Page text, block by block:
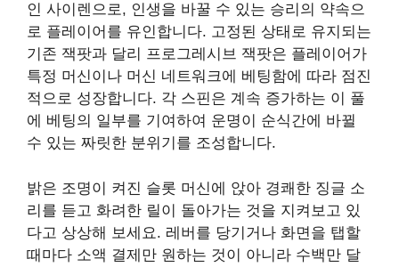
인 사이렌으로, 인생을 바꿀 수 있는 승리의 약속으
로 플레이어를 유인합니다. 고정된 상태로 유지되는
기존 잭팟과 달리 프로그레시브 잭팟은 플레이어가
특정 머신이나 머신 네트워크에 베팅함에 따라 점진
적으로 성장합니다. 각 스핀은 계속 증가하는 이 풀
에 베팅의 일부를 기여하여 운명이 순식간에 바뀔
수 있는 짜릿한 분위기를 조성합니다.
밝은 조명이 켜진 슬롯 머신에 앉아 경쾌한 징글 소
리를 듣고 화려한 릴이 돌아가는 것을 지켜보고 있
다고 상상해 보세요. 레버를 당기거나 화면을 탭할
때마다 소액 결제만 원하는 것이 아니라 수백만 달